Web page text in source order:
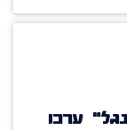
ערכו